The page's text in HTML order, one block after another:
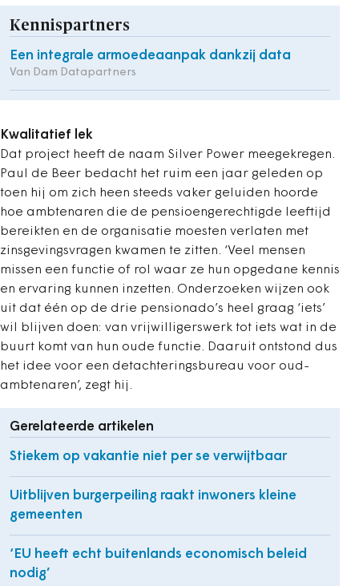
Kennispartners
Een integrale armoedeaanpak dankzij data
Van Dam Datapartners
Kwalitatief lek
Dat project heeft de naam Silver Power meegekregen.
Paul de Beer bedacht het ruim een jaar geleden op
toen hij om zich heen steeds vaker geluiden hoorde
hoe ambtenaren die de pensioengerechtigde leeftijd
bereikten en de organisatie moesten verlaten met
zinsgevingsvragen kwamen te zitten. ‘Veel mensen
missen een functie of rol waar ze hun opgedane kennis
en ervaring kunnen inzetten. Onderzoeken wijzen ook
uit dat één op de drie pensionado’s heel graag ‘iets’
wil blijven doen: van vrijwilligerswerk tot iets wat in de
buurt komt van hun oude functie. Daaruit ontstond dus
het idee voor een detachteringsbureau voor oud-
ambtenaren’, zegt hij.
Gerelateerde artikelen
Stiekem op vakantie niet per se verwijtbaar
Uitblijven burgerpeiling raakt inwoners kleine
gemeenten
‘EU heeft echt buitenlands economisch beleid
nodig’